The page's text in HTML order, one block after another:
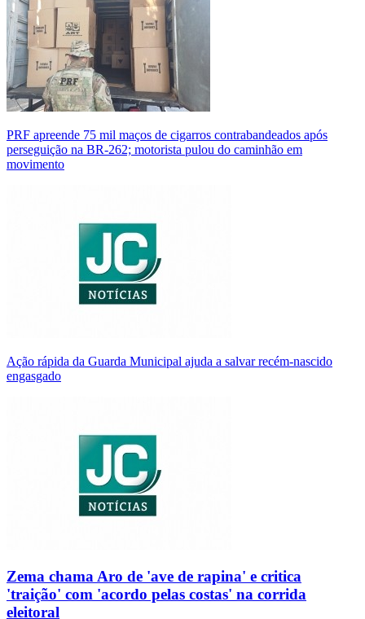
PRF apreende 75 mil maços de cigarros contrabandeados após
perseguição na BR-262; motorista pulou do caminhão em
movimento
Ação rápida da Guarda Municipal ajuda a salvar recém-nascido
engasgado
Zema chama Aro de 'ave de rapina' e critica
'traição' com 'acordo pelas costas' na corrida
eleitoral